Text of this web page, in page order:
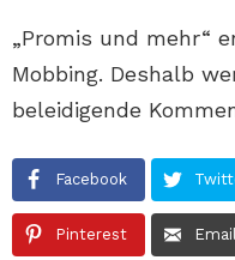
„Promis und mehr“
Mobbing. Deshalb
beleidigende
Facebook
Pinterest